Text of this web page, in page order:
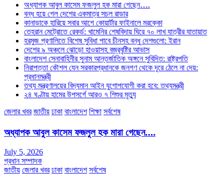
অধ্যাপক আবুল কাসেম ফজলুল হক মারা গেছেন….
বন্ধ হয়ে গেল দেশের একমাত্র সচল রাডার
কানাডাকে হারিয়ে সবার আগে কোয়ার্টার ফাইনালে মরক্কো
তেহরান মেট্রোতে রেকর্ড: খামেনির শেষবিদায় ঘিরে ৭০ লাখ যাত্রীর যাতায়াত
হরমুজ প্রণালিতে বিশেষ সুবিধা পাবে চীনসহ বন্ধু দেশগুলো: ইরান
দেশের ৯ অঞ্চলে ঝোড়ো হাওয়াসহ বজ্রবৃষ্টির আভাস
বাংলাদেশ সেনাবাহিনীর সুনাম আন্তর্জাতিক অঙ্গনে সুবিদিত: রাষ্ট্রপতি
নিরাপত্তা কৌশল যেন সরকারপ্রধানকে জনগণ থেকে দূরে ঠেলে না দেয়:
প্রধানমন্ত্রী
তথ্য মন্ত্রণালয়ের বিদ্যমান আইন যুগোপযোগী করা হবে: তথ্যমন্ত্রী
২৪ ঘণ্টায় হামের উপসর্গে আরও ৭ শিশুর মৃত্যু
জেলার খবর জাতীয় ঢাকা বাংলাদেশ শিক্ষা সর্বশেষ
অধ্যাপক আবুল কাসেম ফজলুল হক মারা গেছেন….
July 5, 2026
প্রধান সম্পাদক
জাতীয় জেলার খবর ঢাকা বাংলাদেশ সর্বশেষ